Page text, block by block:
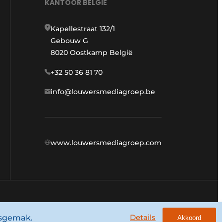
KANTOOR BELGIË
Kapellestraat 132/1
Gebouw G
8020 Oostkamp België
+32 50 36 81 70
info@louwersmediagroep.be
www.louwersmediagroep.com
Algemene voorwaarden Privacy policy
Details Akkoord